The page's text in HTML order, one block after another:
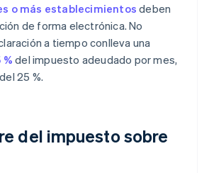
o más establecimientos deben
de forma electrónica. No
a tiempo conlleva una
%del impuesto adeudado por mes,
25 %.
del impuesto sobre